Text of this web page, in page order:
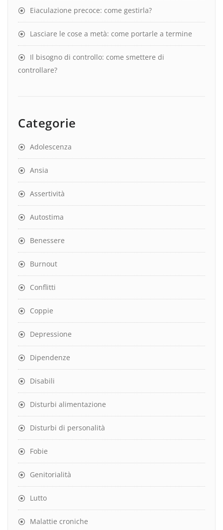
Eiaculazione precoce: come gestirla?
Lasciare le cose a metà: come portarle a termine
Il bisogno di controllo: come smettere di
controllare?
Categorie
Adolescenza
Ansia
Assertività
Autostima
Benessere
Burnout
Conflitti
Coppie
Depressione
Dipendenze
Disabili
Disturbi alimentazione
Disturbi di personalità
Fobie
Genitorialità
Lutto
Malattie croniche